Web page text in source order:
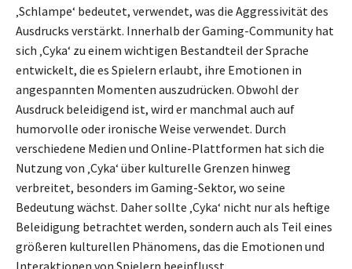
‚Schlampe‘ bedeutet, verwendet, was die Aggressivität des
Ausdrucks verstärkt. Innerhalb der Gaming-Community hat
sich ‚Cyka‘ zu einem wichtigen Bestandteil der Sprache
entwickelt, die es Spielern erlaubt, ihre Emotionen in
angespannten Momenten auszudrücken. Obwohl der
Ausdruck beleidigend ist, wird er manchmal auch auf
humorvolle oder ironische Weise verwendet. Durch
verschiedene Medien und Online-Plattformen hat sich die
Nutzung von ‚Cyka‘ über kulturelle Grenzen hinweg
verbreitet, besonders im Gaming-Sektor, wo seine
Bedeutung wächst. Daher sollte ‚Cyka‘ nicht nur als heftige
Beleidigung betrachtet werden, sondern auch als Teil eines
größeren kulturellen Phänomens, das die Emotionen und
Interaktionen von Spielern beeinflusst.